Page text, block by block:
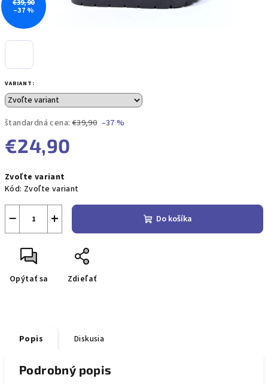
VARIANT:
štandardná cena: €39,90 –37 %
€24,90
cena:
Zvoľte variant
Kód: Zvoľte variant
+
− Do košíka
Opýtať sa Zdieľať
€39,90
–37 %
Popis Diskusia
Podrobný popis